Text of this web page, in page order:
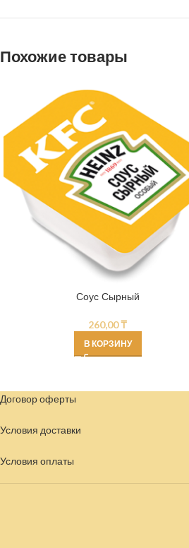
Похожие товары
Соус Сырный
260,00₸
В КОРЗИНУ
Договор оферты
Условия доставки
Условия оплаты